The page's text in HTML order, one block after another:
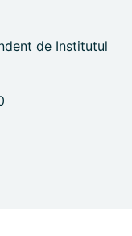
de Institutul